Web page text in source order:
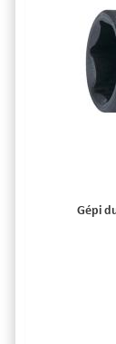
Gépi